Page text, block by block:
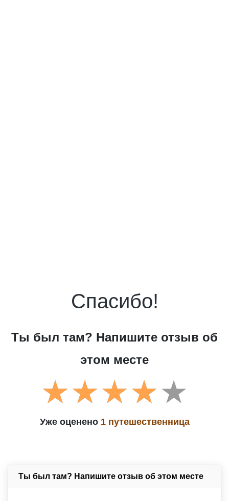
Спасибо!
Ты был там? Напишите отзыв об
этом месте
Уже оценено 1 путешественница
Ты был там? Напишите отзыв об этом месте